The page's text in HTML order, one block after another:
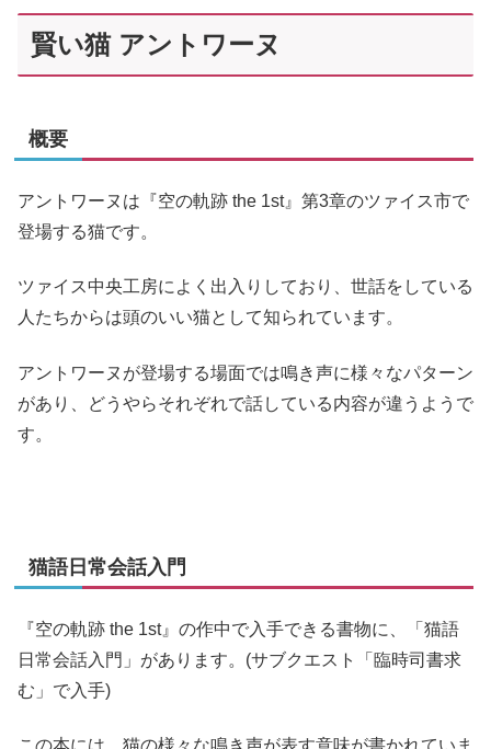
賢い猫 アントワーヌ
概要
アントワーヌは『空の軌跡 the 1st』第3章のツァイス市で
登場する猫です。
ツァイス中央工房によく出入りしており、世話をしている
人たちからは頭のいい猫として知られています。
アントワーヌが登場する場面では鳴き声に様々なパターン
があり、どうやらそれぞれで話している内容が違うようで
す。
猫語日常会話入門
『空の軌跡 the 1st』の作中で入手できる書物に、「猫語
日常会話入門」があります。(サブクエスト「臨時司書求
む」で入手)